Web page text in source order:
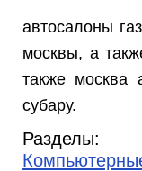
автосалоны
москвы, а
также москва
субару.
Разделы: